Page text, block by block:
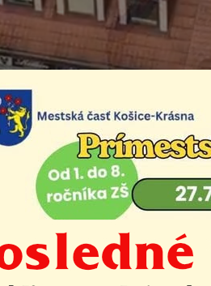
Voľby a